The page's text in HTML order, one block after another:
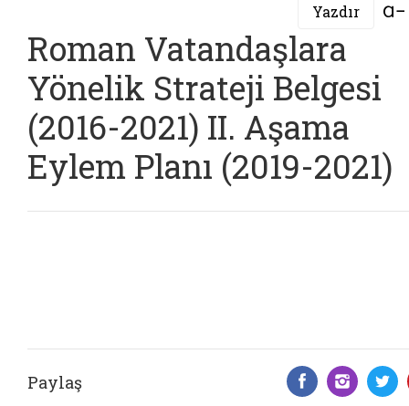
Yazdır
Roman Vatandaşlara
Yönelik Strateji Belgesi
(2016-2021) II. Aşama
Eylem Planı (2019-2021)
Paylaş